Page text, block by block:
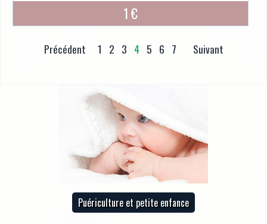
1 €
Précédent 1 2 3 4 5 6 7 Suivant
Puériculture et petite enfance